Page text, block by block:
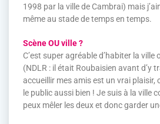
1998 par la ville de Cambrai) mais
même au stade de temps en temps.
Scène OU ville ?
C’est super agréable d’habiter la ville
(NDLR : il était Roubaisien avant d’y
accueillir mes amis est un vrai plaisir,
le public aussi bien ! Je suis à la ville
peux mêler les deux et donc garder